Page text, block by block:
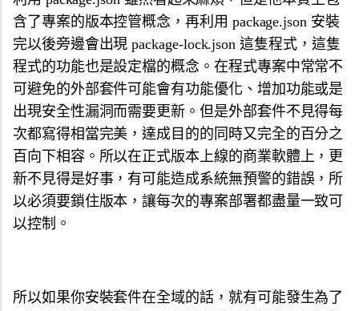
含了專案的版本控管概念，再利用 package.json 安裝
完以後旁邊會出現 package-lock.json 這隻程式，這隻
程式的功能也是設定檔的概念。在程式專案中常常不
可避免的外部套件可能會有功能優化、增加功能或是
出現安全性漏洞而需要更新。但是外部套件不見得每
次都寫得相當完美，達成目的的同時又完全的百分之
百向下相容。所以在正式版本上線的商業軟體上，更
新不見得是好事，有可能造成系統無預警的錯誤，所
以必須要鎖住版本，讓每次的專案部署都盡量一致可
以控制。
所以如果你安裝套件在全域的話，就有可能發生為了